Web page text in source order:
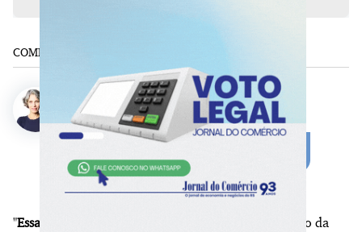
COMPARTILHE:
Patrícia Comunello
"Essa é exclusiva. Ninguém sabe ainda
", avisou o dono da